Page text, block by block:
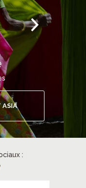
ASIA
: